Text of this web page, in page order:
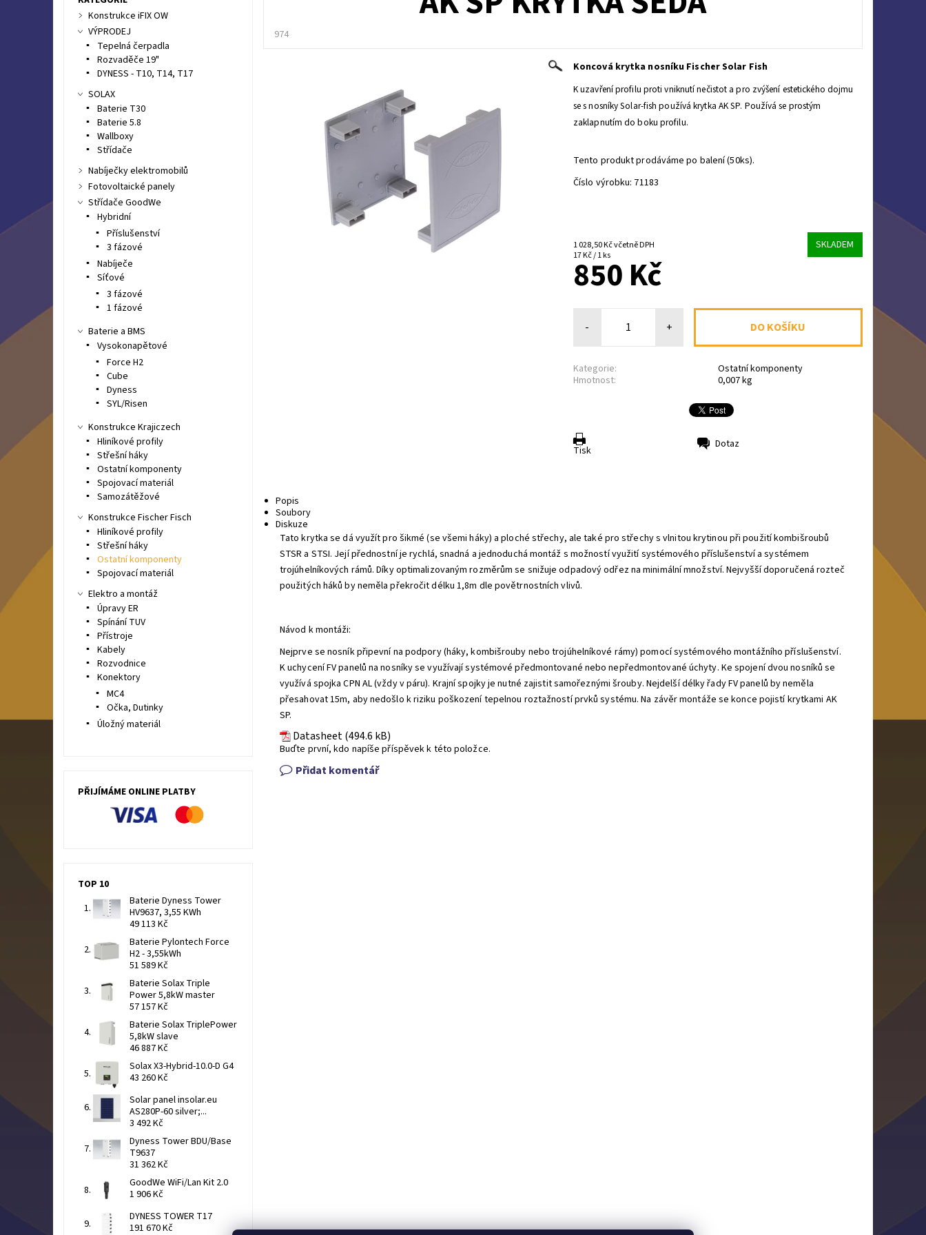
974
Koncová krytka nosníku Fischer Solar Fish
K uzavření profilu proti vniknutí nečistot a pro zvýšení estetického dojmu
se s nosníky Solar-fish používá krytka AK SP. Používá se prostým
zaklapnutím do boku profilu.
Tento produkt prodáváme po balení (50ks).
Číslo výrobku: 71183
1 028,50 Kč včetně DPH
17 Kč / 1 ks
SKLADEM
850 Kč
- +
Kategorie:
Ostatní komponenty
Hmotnost:
0,007 kg
Tisk Dotaz
Popis
Soubory
Diskuze
Tato krytka se dá využít pro šikmé (se všemi háky) a ploché střechy, ale také pro střechy s vlnitou krytinou při použití kombišroubů
STSR a STSI. Její přednostní je rychlá, snadná a jednoduchá montáž s možností využití systémového příslušenství a systémem
trojúhelníkových rámů. Díky optimalizovaným rozměrům se snižuje odpadový odřez na minimální množství. Nejvyšší doporučená rozteč
použitých háků by neměla překročit délku 1,8m dle povětrnostních vlivů.
Návod k montáži:
Nejprve se nosník připevní na podpory (háky, kombišrouby nebo trojúhelníkové rámy) pomocí systémového montážního příslušenství.
K uchycení FV panelů na nosníky se využívají systémové předmontované nebo nepředmontované úchyty. Ke spojení dvou nosníků se
využívá spojka CPN AL (vždy v páru). Krajní spojky je nutné zajistit samořeznými šrouby. Nejdelší délky řady FV panelů by neměla
přesahovat 15m, aby nedošlo k riziku poškození tepelnou roztažností prvků systému. Na závěr montáže se konce pojistí krytkami AK
SP.
Datasheet (494.6 kB)
Buďte první, kdo napíše příspěvek k této položce.
Přidat komentář
Konstrukce iFIX OW
VÝPRODEJ
Tepelná čerpadla
Rozvaděče 19"
DYNESS - T10, T14, T17
SOLAX
Baterie T30
Baterie 5.8
Wallboxy
Střídače
Nabíječky elektromobilů
Fotovoltaické panely
Střídače GoodWe
Hybridní
Příslušenství
3 fázové
Nabíječe
Síťové
3 fázové
1 fázové
Baterie a BMS
Vysokonapětové
Force H2
Cube
Dyness
SYL/Risen
Konstrukce Krajiczech
Hliníkové profily
Střešní háky
Ostatní komponenty
Spojovací materiál
Samozátěžové
Konstrukce Fischer Fisch
Hliníkové profily
Střešní háky
Ostatní komponenty
Spojovací materiál
Elektro a montáž
Úpravy ER
Spínání TUV
Přístroje
Kabely
Rozvodnice
Konektory
MC4
Očka, Dutinky
Úložný materiál
PŘIJÍMÁME ONLINE PLATBY
TOP 10
Baterie Dyness Tower
HV9637, 3,55 KWh
49 113 Kč
Baterie Pylontech Force
H2 - 3,55kWh
51 589 Kč
Baterie Solax Triple
Power 5,8kW master
57 157 Kč
Baterie Solax TriplePower
5,8kW slave
46 887 Kč
Solax X3-Hybrid-10.0-D G4
43 260 Kč
Solar panel insolar.eu
AS280P-60 silver;...
3 492 Kč
Dyness Tower BDU/Base
T9637
31 362 Kč
GoodWe WiFi/Lan Kit 2.0
1 906 Kč
DYNESS TOWER T17
191 670 Kč